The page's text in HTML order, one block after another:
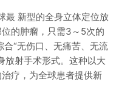
最 新型的全身立体定位放
的肿瘤，只需3～5次的
“无伤口、无痛苦、无流
放射手术形式。这种以大
疗，为全球患者提供新